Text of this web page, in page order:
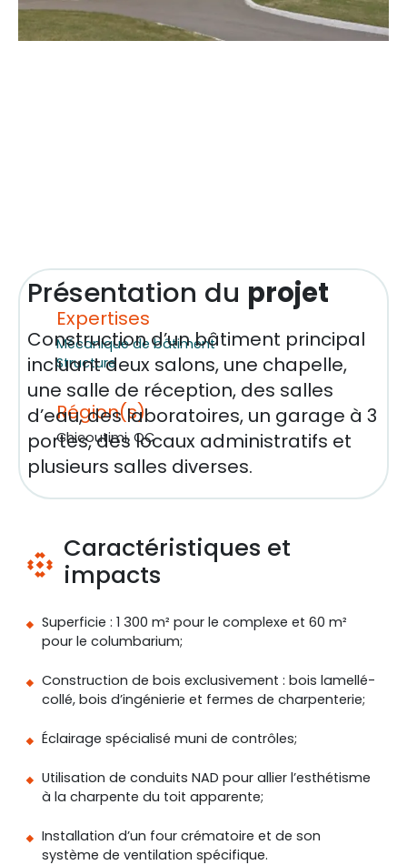
Présentation du projet
Construction d’un bâtiment principal
incluant deux salons, une chapelle,
une salle de réception, des salles
d’eau, des laboratoires, un garage à 3
portes, des locaux administratifs et
plusieurs salles diverses.
Caractéristiques et
impacts
Superficie : 1 300 m² pour le complexe et 60 m²
pour le columbarium;
Construction de bois exclusivement : bois lamellé-
collé, bois d’ingénierie et fermes de charpenterie;
Éclairage spécialisé muni de contrôles;
Utilisation de conduits NAD pour allier l’esthétisme
à la charpente du toit apparente;
Installation d’un four crématoire et de son
système de ventilation spécifique.
Expertises
Mécanique de bâtiment
Structure
Région(s)
Chicoutimi, QC